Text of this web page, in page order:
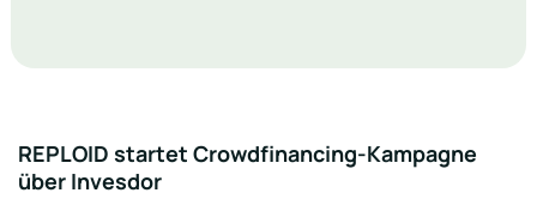
REPLOID startet Crowdfinancing-Kampagne
über Invesdor